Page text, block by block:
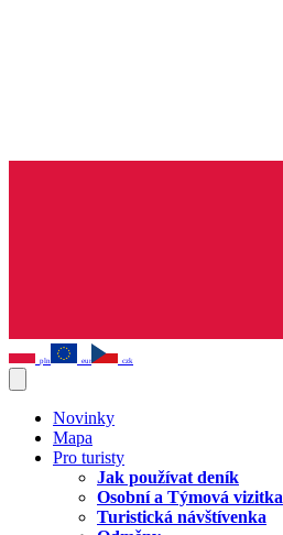
pln eur czk
Novinky
Mapa
Pro turisty
Jak používat deník
Osobní a Týmová vizitka
Turistická návštívenka